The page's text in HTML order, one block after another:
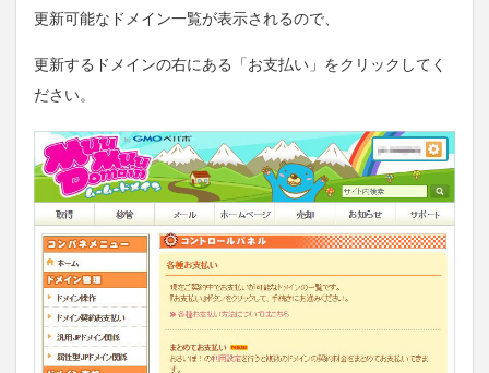
更新可能なドメイン一覧が表示されるので、
更新するドメインの右にある「お支払い」をクリックしてく
ださい。